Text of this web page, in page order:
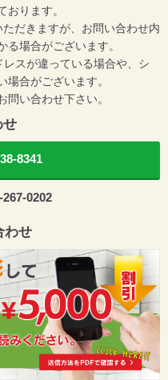
ります。
だきますが、お問い合わせ内
場合がございます。
スが違っている場合や、シ
場合がございます。
い合わせ下さい。
せ
8341
0202
わせ